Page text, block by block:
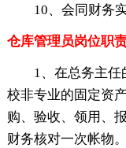
10、会同财务
仓库管理员岗位职
1、在总务主
校非专业的固定资
购、验收、领用、
财务核对一次帐物。